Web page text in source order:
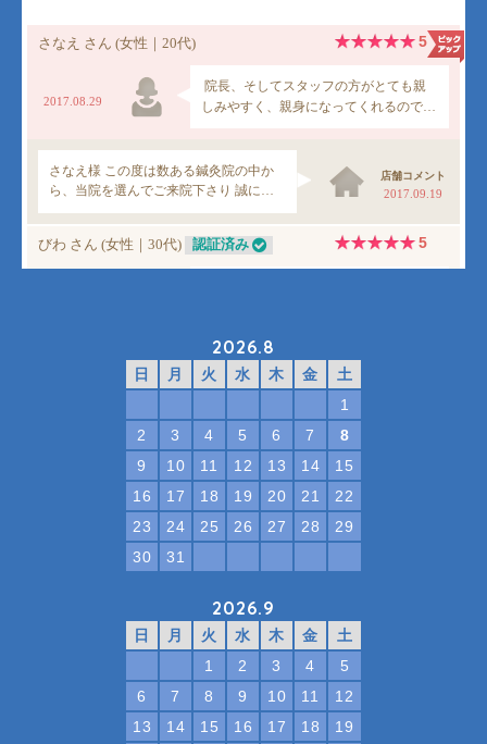
2026.8
日 月 火 水 木 金
土
1
2
3 4 5 6 7
8
9
10 11 12 13 14
15
16
17 18 19 20 21
22
23
24 25 26 27 28
29
30
31
2026.9
日 月 火 水 木 金
土
1
2 3 4
5
6
7 8 9 10 11
12
13
14 15 16 17 18
19